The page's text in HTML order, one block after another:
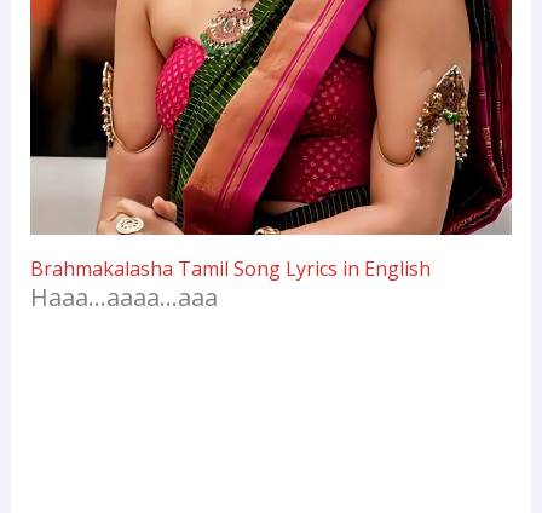
Brahmakalasha Tamil Song Lyrics in English
Haaa…aaaa…aaa